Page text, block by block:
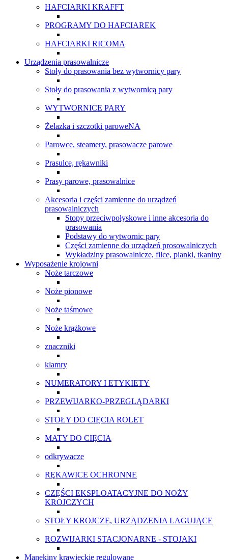
HAFCIARKI KRAFFT
PROGRAMY DO HAFCIAREK
HAFCIARKI RICOMA
Urządzenia prasowalnicze
Stoły do prasowania bez wytwornicy pary
Stoły do prasowania z wytwornicą pary
WYTWORNICE PARY
Żelazka i szczotki paroweNA
Parowce, steamery, prasowacze parowe
Prasulce, rękawniki
Prasy parowe, prasowalnice
Akcesoria i części zamienne do urządzeń
prasowalniczych
Stopy przeciwpołyskowe i inne akcesoria do
prasowania
Podstawy do wytwornic pary
Części zamienne do urządzeń prosowalniczych
Wykładziny prasowalnicze, filce, pianki, tkaniny
Wyposażenie krojowni
Noże tarczowe
Noże pionowe
Noże taśmowe
Noże krążkowe
znaczniki
klamry
NUMERATORY I ETYKIETY
PRZEWIJARKO-PRZEGLĄDARKI
STOŁY DO CIĘCIA ROLET
MATY DO CIĘCIA
odkrywacze
RĘKAWICE OCHRONNE
CZĘŚCI EKSPLOATACYJNE DO NOŻY
KROJCZYCH
STOŁY KROJCZE, URZĄDZENIA LAGUJĄCE
ROZWIJARKI STACJONARNE - STOJAKI
Manekiny krawieckie regulowane